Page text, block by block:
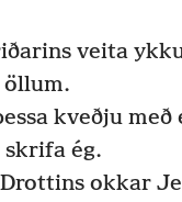
veita
öllum.
kveðju með
ég.
okkar